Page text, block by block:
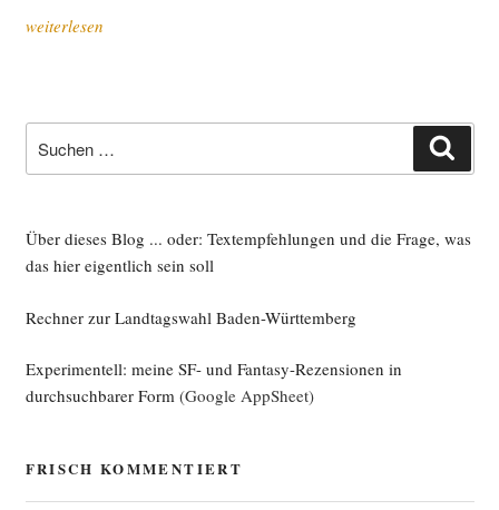
„Die
Abstim­
mun­
weiterlesen
nach:
Über dieses Blog ... oder: Textempfehlungen und die Frage, was
das hier eigentlich sein soll
Rechner zur Landtagswahl Baden-Württemberg
Experimentell: meine SF- und Fantasy-Rezensionen in
durchsuchbarer Form(Google AppSheet)
FRISCH KOMMENTIERT